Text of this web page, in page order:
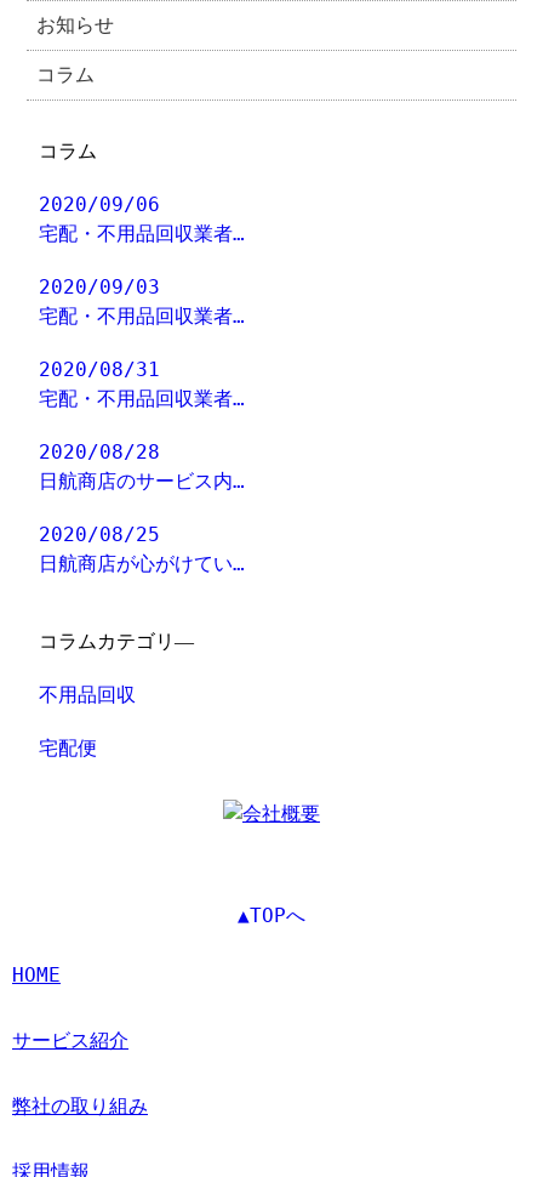
お知らせ
コラム
コラム
2020/09/06
宅配・不用品回収業者…
2020/09/03
宅配・不用品回収業者…
2020/08/31
宅配・不用品回収業者…
2020/08/28
日航商店のサービス内…
2020/08/25
日航商店が心がけてい…
コラムカテゴリ―
不用品回収
宅配便
▲TOPへ
HOME
サービス紹介
弊社の取り組み
採用情報